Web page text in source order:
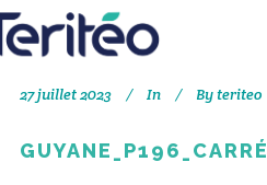
27 juillet 2023 In Byteriteo
GUYANE_P196_CARRÉ